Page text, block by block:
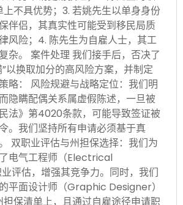
上不具优势；3. 若姚先生以单身身份
伴侣，其真实性可能受到移民局质
风险；4. 陈先生为自雇人士，其工
杂。 案件处理 我们接手后，否决了
以换取加分的高风险方案，并制定
略： 风险规避与战略定位：我们明
隐瞒配偶关系属虚假陈述，一旦被
法》第4020条款，可能导致签证被
。我们坚持所有申请必须基于真
双职业评估与州担保选择：我们为
电气工程师（Electrical
评估，增强其竞争力。同时，我们
平面设计师（Graphic Designer）
担保清单上，且通过自雇途径申请职